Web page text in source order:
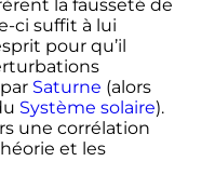
la fausseté de
ci suffit à lui
pour qu’il
Saturne (alors
Système solaire).
une corrélation
et les